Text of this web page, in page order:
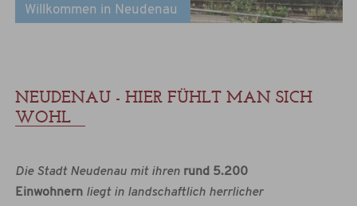
Willkommen in Neudenau
NEUDENAU - HIER FÜHLT MAN SICH
WOHL
Die Stadt Neudenau mit ihren rund 5.200
Einwohnernliegt in landschaftlich herrlicher